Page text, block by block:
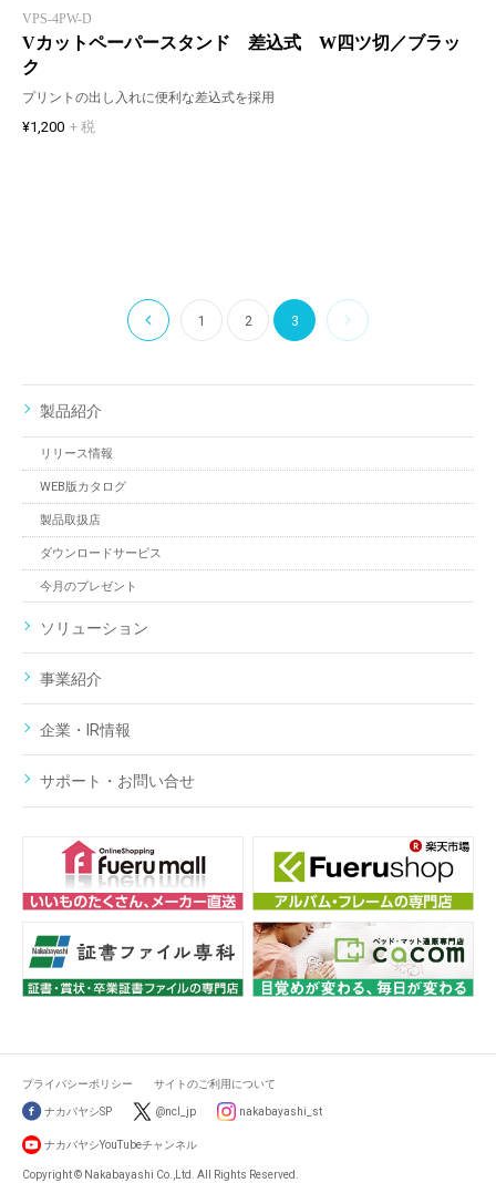
VPS-4PW-D
Vカットペーパースタンド 差込式 W四ツ切／ブラッ
ク
プリントの出し入れに便利な差込式を採用
¥1,200 + 税
1 2 3
製品紹介
リリース情報
WEB版カタログ
製品取扱店
ダウンロードサービス
今月のプレゼント
ソリューション
事業紹介
企業・IR情報
サポート・お問い合せ
プライバシーポリシー サイトのご利用について
ナカバヤシSP @ncl_jp nakabayashi_st
ナカバヤシYouTubeチャンネル
Copyright © Nakabayashi Co.,Ltd. All Rights Reserved.